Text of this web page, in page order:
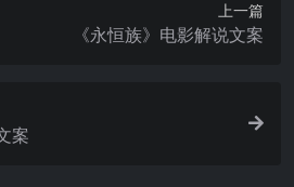
上一篇
《永恒族》电影解说文案
案